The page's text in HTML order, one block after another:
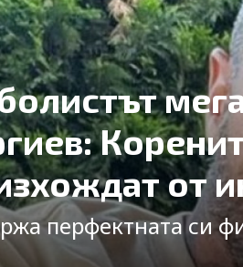
от
перфектната си